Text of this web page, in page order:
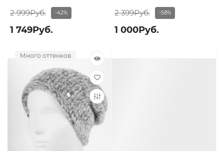
2 999Руб. -42%
1 749Руб.
2 399Руб. -58%
1 000Руб.
Много оттенков